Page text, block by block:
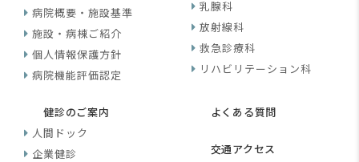
病院概要・施設基準
施設・病棟ご紹介
個人情報保護方針
病院機能評価認定
乳腺科
放射線科
救急診療科
リハビリテーション科
健診のご案内
人間ドック
企業健診
よくある質問
交通アクセス